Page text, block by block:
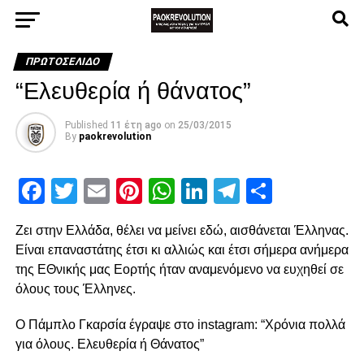
ΠΡΩΤΟΣΈΛΙΔΟ
“Ελευθερία ή θάνατος”
Published 11 έτη ago on 25/03/2015
By paokrevolution
Facebook
Twitter
EmailPinterest
WhatsApp
LinkedIn
Telegram
Ζει στην Ελλάδα, θέλει να μείνει εδώ, αισθάνεται Έλληνας.
Είναι επαναστάτης έτσι κι αλλιώς και έτσι σήμερα ανήμερα
της ΕΘνικής μας Εορτής ήταν αναμενόμενο να ευχηθεί σε
όλους τους Έλληνες.
Ο Πάμπλο Γκαρσία έγραψε στο instagram: “Χρόνια πολλά
για όλους. Ελευθερία ή Θάνατος”